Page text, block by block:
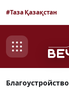
#Таза Қазақстан
Благоустройство